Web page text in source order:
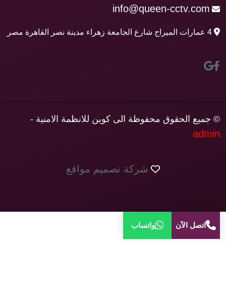
info@queen-cctv.com
4 عمارات الميراج شارع الجامعة زهراء مدينة نصر القاهرة مصر
© جميع الحقوق محفوظة الى كوين للانظمة الامنية -
admin
شركة تصميم مواقع
اتصل الآن واتساب